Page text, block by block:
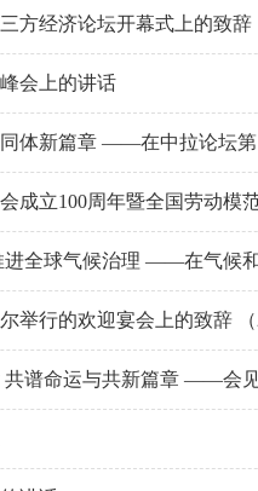
方经济论坛开幕式上的致辞
会上的讲话
举行的欢迎宴会上的致辞